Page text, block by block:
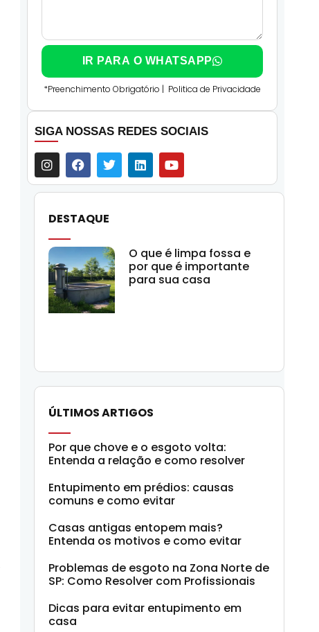
IR PARA O WHATSAPP
*Preenchimento Obrigatório | Politica de Privacidade
SIGA NOSSAS REDES SOCIAIS
DESTAQUE
O que é limpa fossa e
por que é importante
para sua casa
ÚLTIMOS ARTIGOS
Por que chove e o esgoto volta:
Entenda a relação e como resolver
Entupimento em prédios: causas
comuns e como evitar
Casas antigas entopem mais?
Entenda os motivos e como evitar
Problemas de esgoto na Zona Norte de
SP: Como Resolver com Profissionais
Dicas para evitar entupimento em
casa